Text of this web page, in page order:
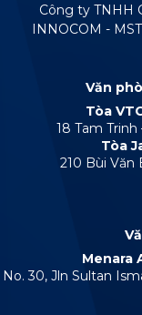
Công ty TNHH
INNOCOM -
Văn
Tòa
18 Tam
Tòa
210 Bùi Văn
Menara
No. 30, Jln Sultan